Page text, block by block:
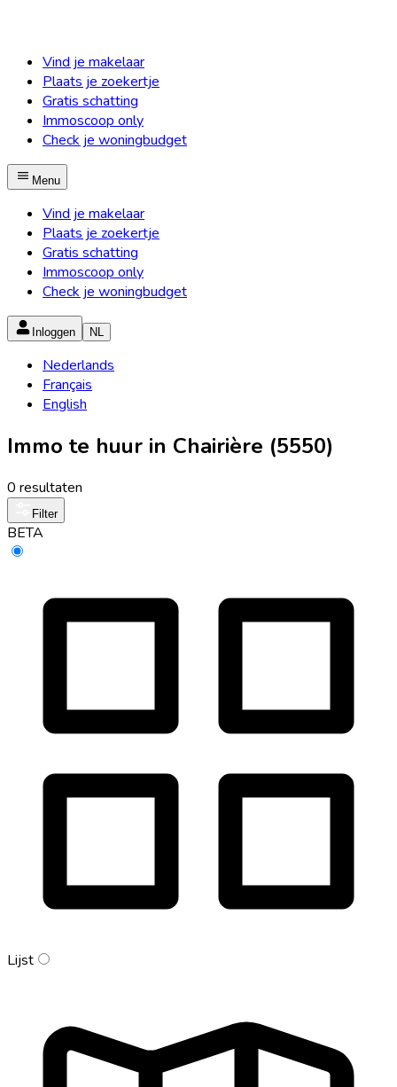
Vind je makelaar
Plaats je zoekertje
Gratis schatting
Immoscoop only
Check je woningbudget
Menu
Vind je makelaar
Plaats je zoekertje
Gratis schatting
Immoscoop only
Check je woningbudget
Inloggen NL
Nederlands
Français
English
Immo te huur in Chairière (5550)
0 resultaten
Filter
BETA
Lijst